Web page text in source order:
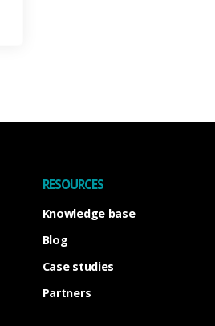
RESOURCES
Knowledge base
Blog
Case studies
Partners